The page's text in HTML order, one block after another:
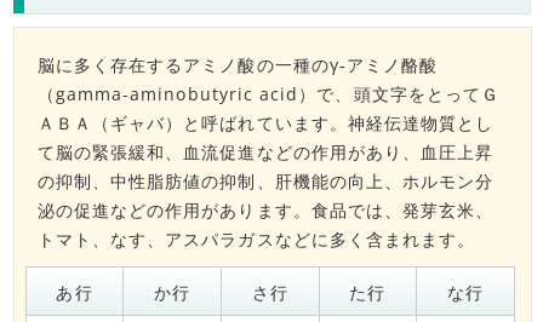
脳に多く存在するアミノ酸の一種のγ‐アミノ酪酸
（gamma-aminobutyric acid）で、頭文字をとってＧ
ＡＢＡ（ギャバ）と呼ばれています。神経伝達物質とし
て脳の緊張緩和、血流促進などの作用があり、血圧上昇
の抑制、中性脂肪値の抑制、肝機能の向上、ホルモン分
泌の促進などの作用があります。食品では、発芽玄米、
トマト、なす、アスパラガスなどに多く含まれます。
あ行 か行 さ行 た行 な行